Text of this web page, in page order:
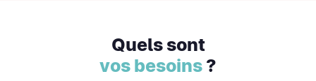
Quels sont
vos besoins ?